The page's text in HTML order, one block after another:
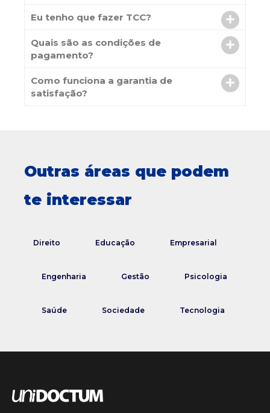
Eu tenho que fazer TCC?
Quais são as condições de
pagamento?
Como funciona a garantia de
satisfação?
Outras áreas que podem
te interessar
Direito Educação Empresarial
Engenharia Gestão Psicologia
Saúde Sociedade Tecnologia